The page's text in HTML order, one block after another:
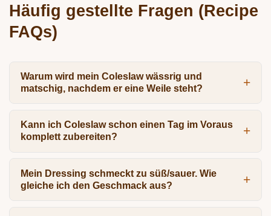
Häufig gestellte Fragen (Recipe
FAQs)
Warum wird mein Coleslaw wässrig und
matschig, nachdem er eine Weile steht?
Kann ich Coleslaw schon einen Tag im Voraus
komplett zubereiten?
Mein Dressing schmeckt zu süß/sauer. Wie
gleiche ich den Geschmack aus?